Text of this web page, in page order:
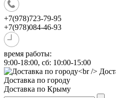
+7(978)723-79-95
+7(978)084-46-93
время работы:
9:00-18:00, сб: 10:00-15:00
Доставка по городу
Доставка по Крыму